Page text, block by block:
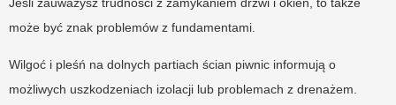
może być znak problemów z fundamentami.
Wilgoć i pleśń na dolnych partiach ścian piwnic informują o
możliwych uszkodzeniach izolacji lub problemach z drenażem.